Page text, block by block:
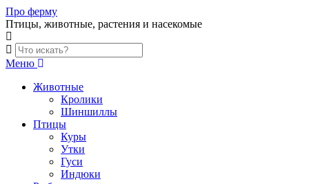
Skip
to
content
Про ферму
Птицы, животные, растения и насекомые
Меню
Животные
Кролики
Шиншиллы
Птицы
Куры
Утки
Гуси
Индюки